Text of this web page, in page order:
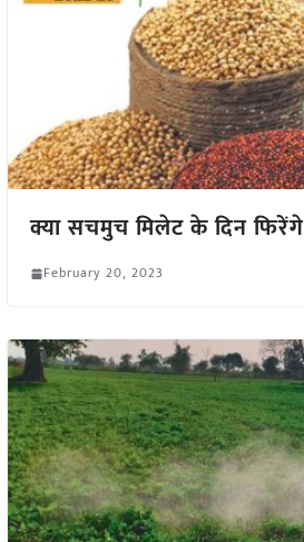
क्या सचमुच मिलेट के दिन फिरेंगे
February 20, 2023